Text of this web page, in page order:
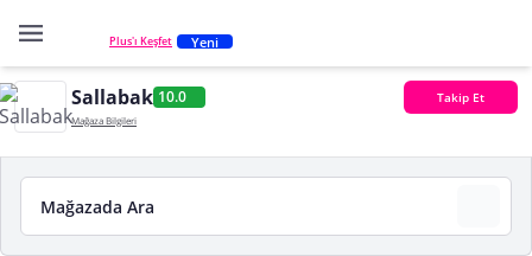
Plus'ı Keşfet Yeni
Sallabak 10.0 Takip Et
Mağaza Bilgileri